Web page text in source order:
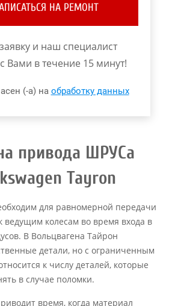
НА РЕМОНТ
и наш специалист
Вами в течение 15 минут!
(-а) на обработку данных
привода ШРУСа
Tayron
для равномерной передачи
ведущим колесам во время входа в
В Вольцвагена Тайрон
детали, но с ограниченным
к числу деталей, которые
в случае поломки.
время, когда материал